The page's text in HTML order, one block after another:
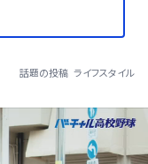
話題の投稿 ライフスタイル